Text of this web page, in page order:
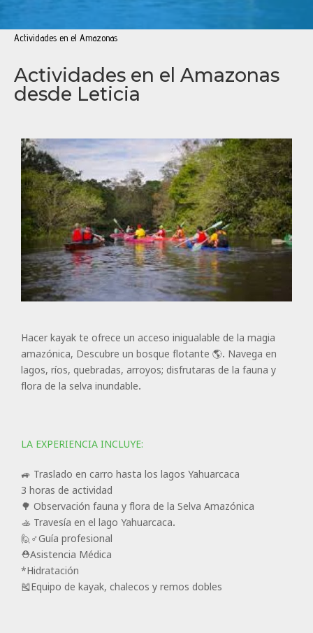
Actividades en el Amazonas
Actividades en el Amazonas
desde Leticia
Hacer kayak te ofrece un acceso inigualable de la magia
amazónica, Descubre un bosque flotante 🌎. Navega en
lagos, ríos, quebradas, arroyos; disfrutaras de la fauna y
flora de la selva inundable.
LA EXPERIENCIA INCLUYE:
🚙 Traslado en carro hasta los lagos Yahuarcaca
️3 horas de actividad
🌳 Observación fauna y flora de la Selva Amazónica
🚣 Travesía en el lago Yahuarcaca.
🙋♂️Guía profesional
⛑️Asistencia Médica
*Hidratación
🎽Equipo de kayak, chalecos y remos dobles